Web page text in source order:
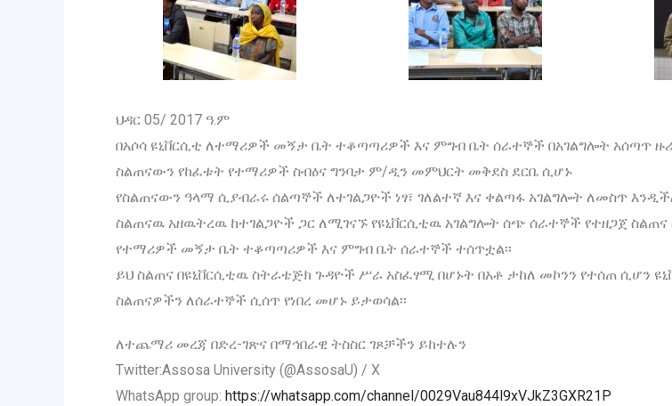
ህዳር 05/ 2017 ዓ.ም
በአሶሳ ዩኒቨርሲቲ ለተማሪዎች መኝታ ቤት ተቆጣጣሪዎች እና ምግብ ቤት ሰራተኞች በአገልግሎት አሰጣጥ
ስልጠናውን የከፈቱት የተማሪዎች ስብዕና ግንባታ ም/ዲን መምህርት መቅደስ ደርቤ ሲሆኑ
የስልጠናውን ዓላማ ሲያብራሩ ሰልጣኞች ለተገልጋዮች ነፃ፣ ገለልተኛ እና ቀልጣፋ አገልግሎት ለመስጥ
ስልጠናዉ አዘዉትረዉ ከተገልጋዮች ጋር ለሚገናኙ የዩኒቨርሲቲዉ አገልግሎት ሰጭ ሰራተኞች የተዘጋጀ
የተማሪዎች መኝታ ቤት ተቆጣጣሪዎች እና ምግብ ቤት ሰራተኞች ተሰጥቷል፡፡
ይህ ስልጠና በዩኒቨርሲቲዉ ስትራቴጅክ ጉዳዮች ሥራ አስፈፃሚ በሆኑት በአቶ ታከለ መኮንን የተሰጠ ሲሆን
ስልጠናዎችን ለሰራተኞች ሲሰጥ የነበረ መሆኑ ይታወሳል፡፡
ለተጨማሪ መረጃ በድረ-ገጽና በማኅበራዊ ትስስር ገጾቻችን ይከተሉን
Twitter:Assosa University (@AssosaU) / X
WhatsApp group: https://whatsapp.com/channel/0029Vau844l9xVJkZ3GXR21P